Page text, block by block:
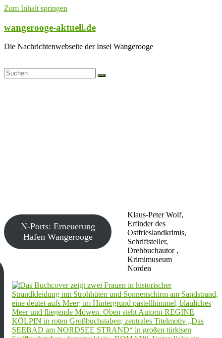
Zum Inhalt springen
wangerooge-aktuell.de
Die Nachrichtenwebseite der Insel Wangerooge
Klaus-Peter Wolf,
Erfinder des
Ostfrieslandkrimis,
Schriftsteller,
Drehbuchautor ,
Krimimuseum
Norden
N-Ports: Erneuerung
Hafen Wangerooge